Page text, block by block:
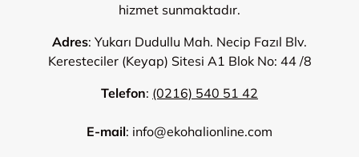
hizmet sunmaktadır.
Adres: Yukarı Dudullu Mah. Necip Fazıl Blv.
Keresteciler (Keyap) Sitesi A1 Blok No: 44 /8
Telefon: (0216) 540 51 42
E-mail: info@ekohalionline.com